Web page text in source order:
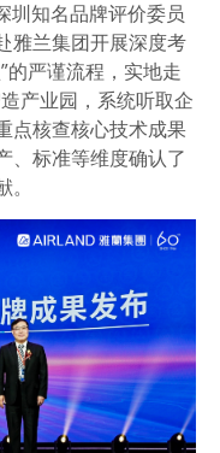
圳知名品牌评价委员
雅兰集团开展深度考
的严谨流程，实地走
产业园，系统听取企
点核查核心技术成果
、标准等维度确认了
。